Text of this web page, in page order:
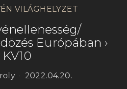
VILÁGHELYZET
Európában ›
KV10
2022.04.20.